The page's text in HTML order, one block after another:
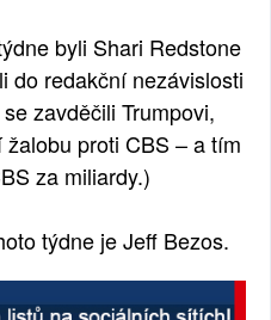
byli Shari Redstone
do redakční nezávislosti
zavděčili Trumpovi,
proti CBS – a tím
za miliardy.)
týdne je Jeff Bezos.